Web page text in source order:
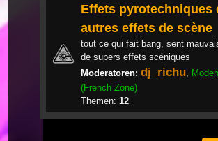
Effets pyrotechniques
autres effets de scène
tout ce qui fait bang, sent
de supers effets scéniques
Moderatoren: dj_richu
(French Zone)
Themen: 12